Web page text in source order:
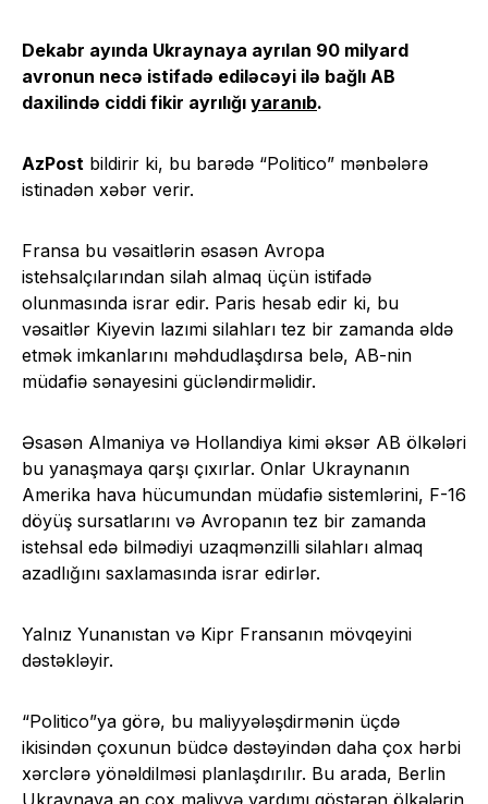
Dekabr ayında Ukraynaya ayrılan 90 milyard
avronun necə istifadə ediləcəyi ilə bağlı AB
daxilində ciddi fikir ayrılığı yaranıb.
AzPost bildirir ki, bu barədə “Politico” mənbələrə
istinadən xəbər verir.
Fransa bu vəsaitlərin əsasən Avropa
istehsalçılarından silah almaq üçün istifadə
olunmasında israr edir. Paris hesab edir ki, bu
vəsaitlər Kiyevin lazımi silahları tez bir zamanda əldə
etmək imkanlarını məhdudlaşdırsa belə, AB-nin
müdafiə sənayesini gücləndirməlidir.
Əsasən Almaniya və Hollandiya kimi əksər AB ölkələri
bu yanaşmaya qarşı çıxırlar. Onlar Ukraynanın
Amerika hava hücumundan müdafiə sistemlərini, F-16
döyüş sursatlarını və Avropanın tez bir zamanda
istehsal edə bilmədiyi uzaqmənzilli silahları almaq
azadlığını saxlamasında israr edirlər.
Yalnız Yunanıstan və Kipr Fransanın mövqeyini
dəstəkləyir.
“Politico”ya görə, bu maliyyələşdirmənin üçdə
ikisindən çoxunun büdcə dəstəyindən daha çox hərbi
xərclərə yönəldilməsi planlaşdırılır. Bu arada, Berlin
Ukraynaya ən çox maliyyə yardımı göstərən ölkələrin